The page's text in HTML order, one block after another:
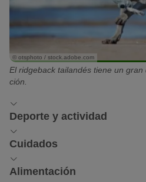
© otsphoto / stock.adobe.com
El ridgeback tailandés tiene un
ción.
Deporte y actividad
Deporte y actividad:
deportista
Cuidados
Cuidados: baños
Alimentación